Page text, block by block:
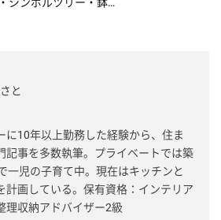
シンボルツリー・鉢…
と
に10年以上勤務した経験から、住ま
記事を多数執筆。プライベートでは築
一児の子育て中。現在はキッチンと
計画している。保有資格：インテリア
理収納アドバイザー2級